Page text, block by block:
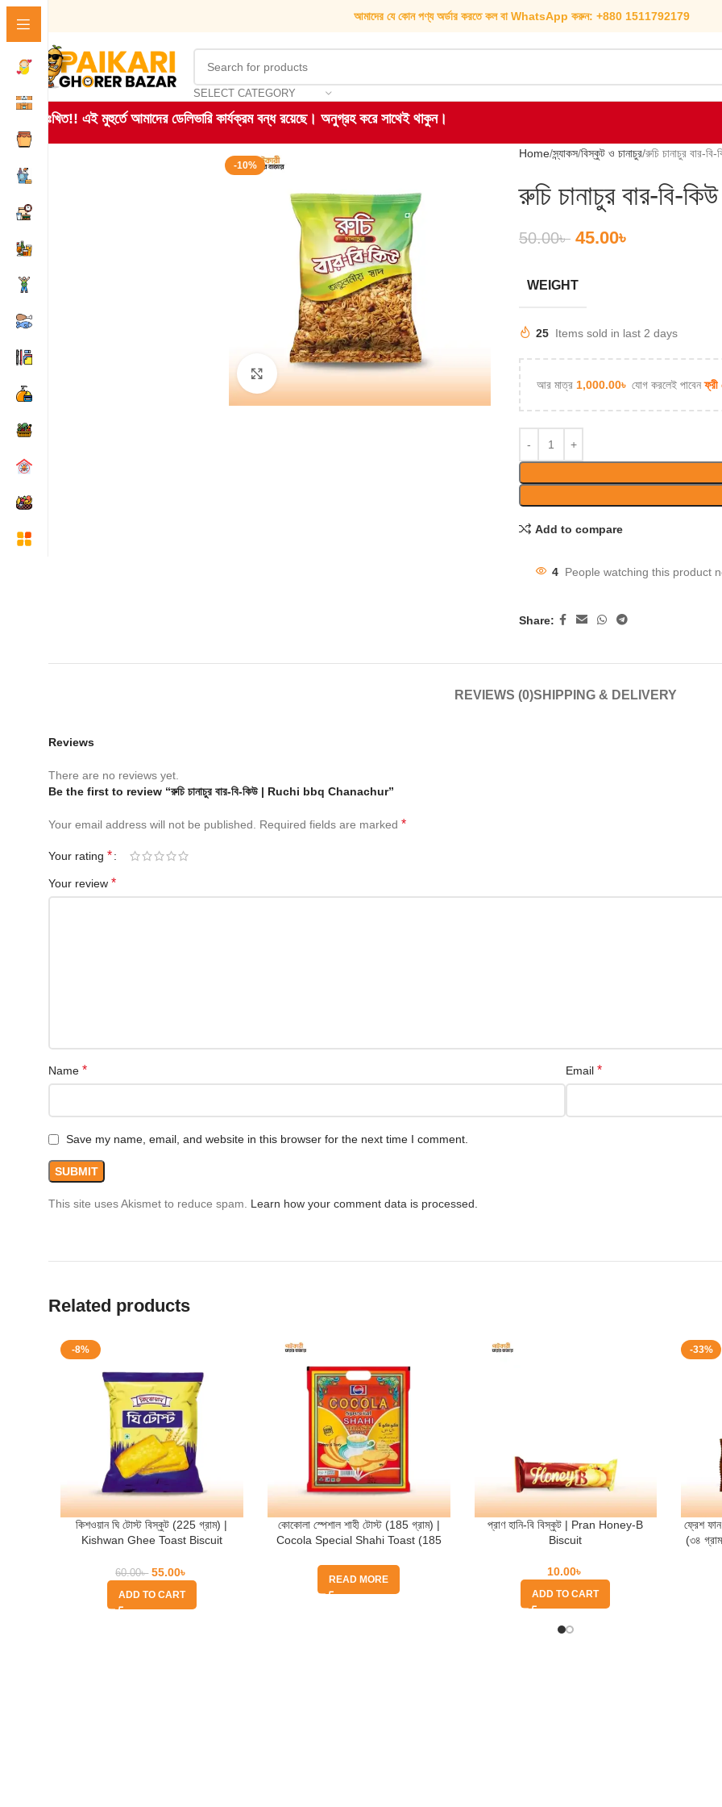
আমাদের যে কোন পণ্য অর্ডার করতে কল বা WhatsApp করুন: +880 1511792179
SELECT CATEGORY
দুঃখিত!! এই মুহুর্তে আমাদের ডেলিভারি কার্যক্রম বন্ধ রয়েছে। অনুগ্রহ করে সাথেই থাকুন।
-10%
Click to enlarge
Home স্ন্যাকস বিস্কুট ও চানাচুর রুচি চানাচুর
রুচি চানাচুর বার-
50.00৳ 45.00৳
WEIGHT
25 Items sold in last 2 days
আর মাত্র 1,000.00৳ যোগ করলেই পাবেনফ্রী
Add to compare
4 People watching this product
Share:
REVIEWS (0)SHIPPING & DELIVERY
Reviews
There are no reviews yet.
Be the first to review “রুচি চানাচুর বার-বি-কিউ | Ruchi bbq Chanachur”
Your email address will not be published. Required fields are marked *
Your rating *
Your review *
Name * Email *
Save my name, email, and website in this browser for the next time I comment.
This site uses Akismet to reduce spam. Learn how your comment data is processed.
Related products
-8%
কিশওয়ান ঘি টোস্ট বিস্কুট (225 গ্রাম) |
Kishwan Ghee Toast Biscuit
60.00৳ 55.00৳
ADD TO CART
কোকোলা স্পেশাল শাহী টোস্ট (185 গ্রাম) |
Cocola Special Shahi Toast (185
READ MORE
প্রাণ হানি-বি বিস্কুট | Pran Honey-B
Biscuit
10.00৳
ADD TO CART
-33%
ফ্রেশ
(৩৪